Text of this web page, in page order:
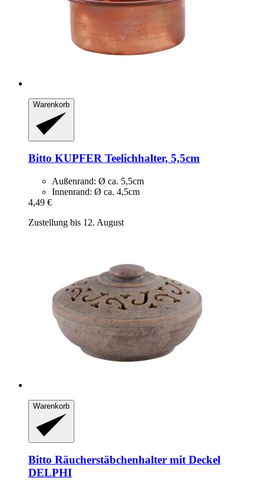
Warenkorb
Bitto KUPFER Teelichhalter, 5,5cm
Außenrand: Ø ca. 5,5cm
Innenrand: Ø ca. 4,5cm
4,49 €
Zustellung bis 12. August
Warenkorb
Bitto Räucherstäbchenhalter mit Deckel
DELPHI